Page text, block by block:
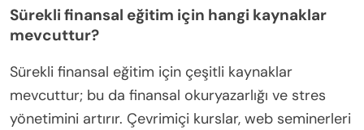
Sürekli finansal eğitim için hangi kaynaklar
mevcuttur?
Sürekli finansal eğitim için çeşitli kaynaklar
mevcuttur; bu da finansal okuryazarlığı ve stres
yönetimini artırır. Çevrimiçi kurslar, web seminerleri